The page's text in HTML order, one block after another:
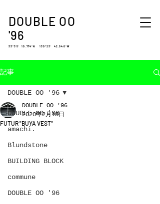
DOUBLE OO
'96
33°35′ 10.774″N 130°23′ 42.048″W
記事
DOUBLE OO '96
amachi.
Blundstone
BUILDING BLOCK
commune
DOUBLE OO '96
DOUBLE OO '96
FUTUR "BUYA VEST"
DOUBLE OO '96
2020年2月18日